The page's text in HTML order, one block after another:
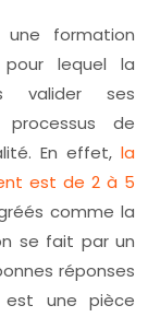
formation
lequel la
valider ses
de
En effet, la
est de 2 à 5
comme la
se fait par un
réponses
est une pièce